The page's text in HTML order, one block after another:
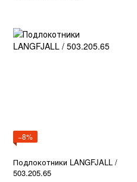
−8%
Подлокотники LANGFJALL /
503.205.65